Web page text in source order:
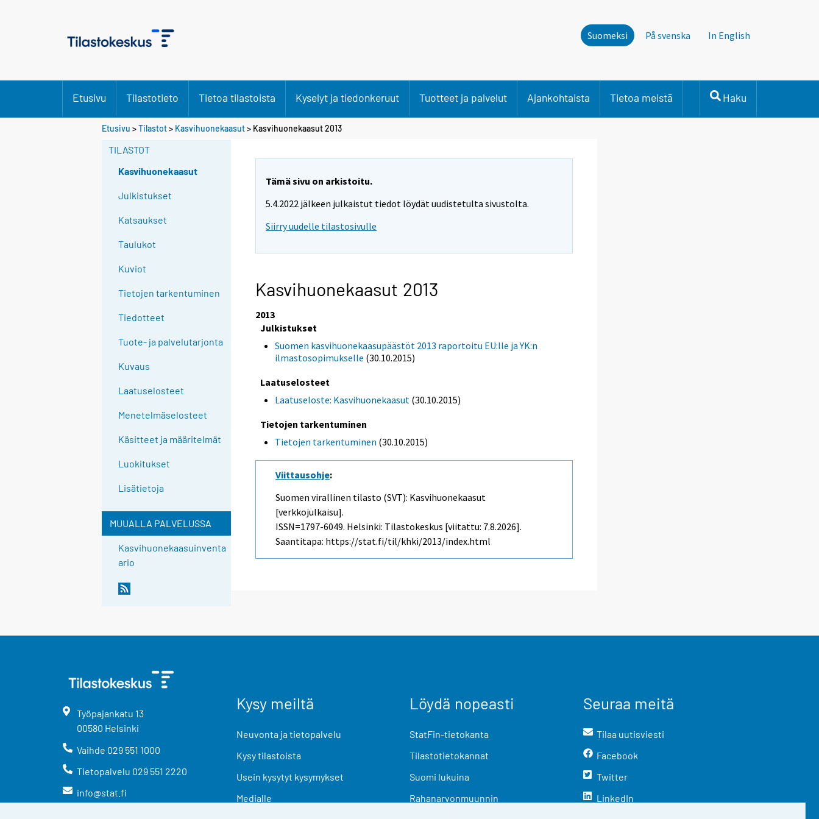
Suomeksi På svenska In English
Etusivu Tilastotieto Tietoa tilastoista Kyselyt ja tiedonkeruut Tuotteet ja palvelut Ajankohtaista Tietoa meistä Haku
Etusivu >Tilastot> Kasvihuonekaasut> Kasvihuonekaasut 2013
TILASTOT
Kasvihuonekaasut
Julkistukset
Katsaukset
Taulukot
Kuviot
Tietojen tarkentuminen
Tiedotteet
Tuote- ja palvelutarjonta
Kuvaus
Laatuselosteet
Menetelmäselosteet
Käsitteet ja määritelmät
Luokitukset
Lisätietoja
MUUALLA PALVELUSSA
Kasvihuonekaasuinventa
ario
Tämä sivu on arkistoitu.
5.4.2022 jälkeen julkaistut tiedot löydät uudistetulta sivustolta.
Siirry uudelle tilastosivulle
Kasvihuonekaasut 2013
2013
Julkistukset
Suomen kasvihuonekaasupäästöt 2013 raportoitu EU:lle ja YK:n
ilmastosopimukselle (30.10.2015)
Laatuselosteet
Laatuseloste: Kasvihuonekaasut (30.10.2015)
Tietojen tarkentuminen
Tietojen tarkentuminen (30.10.2015)
Viittausohje:
Suomen virallinen tilasto (SVT): Kasvihuonekaasut
[verkkojulkaisu].
ISSN=1797-6049. Helsinki: Tilastokeskus [viitattu: 7.8.2026].
Saantitapa: https://stat.fi/til/khki/2013/index.html
Työpajankatu 13
00580 Helsinki
Vaihde 029 551 1000
Tietopalvelu 029 551 2220
info@stat.fi
Kysy meiltä
Neuvonta ja tietopalvelu
Kysy tilastoista
Usein kysytyt kysymykset
Medialle
Löydä nopeasti
StatFin-tietokanta
Tilastotietokannat
Suomi lukuina
Rahanarvonmuunnin
Seuraa meitä
Tilaa uutisviesti
Facebook
Twitter
LinkedIn